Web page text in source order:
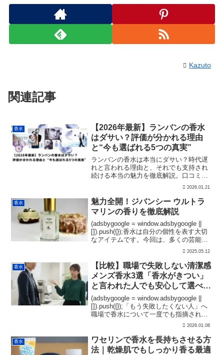
Kazuto
関連記事
香水
【2026年最新】ランバンの香水
はダサい？評価が分かれる理由
と“今も選ばれる5つの真実”
ランバンの香水は本当にダサい？時代遅
れと言われる理由と、それでも支持され
続ける本当の魅力を徹底解説。口コミ・
評価・正しい使い方まで網羅【2026年最
2026.01.21
香水
魅力全開！ジバンシー ウルトラ
マリンの香りを徹底解説
(adsbygoogle = window.adsbygoogle ||
[]).push({});香水は自分の個性を表す大切
なアイテムです。今回は、多くの芸能人
に愛されている人気フレグランス「ジバ
解...
2025.05.12
香水
【比較】職場で失敗しない清潔感
メンズ香水3選「香水がきつい」
と言われた人でも安心して選べる
基準
(adsbygoogle = window.adsbygoogle ||
[]).push({});「もう失敗したくない人」へ
職場で香水について一度でも指摘された
経験があると、何を選べばいいのか分か
敗した...
2026.01.08
香水
ワセリンで香水を長持ちさせる方
法｜乾燥肌でもしっかり香る最適